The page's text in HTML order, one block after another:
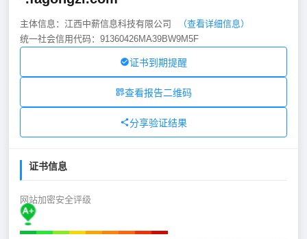
主体信息：江西中薪信息科技有限公司
（查看详细信息）
统一社会信用代码：91360426MA39BW9M5F
证书到期提醒
查看报告二维码
分享验证结果
证书信息
网站加密安全评级